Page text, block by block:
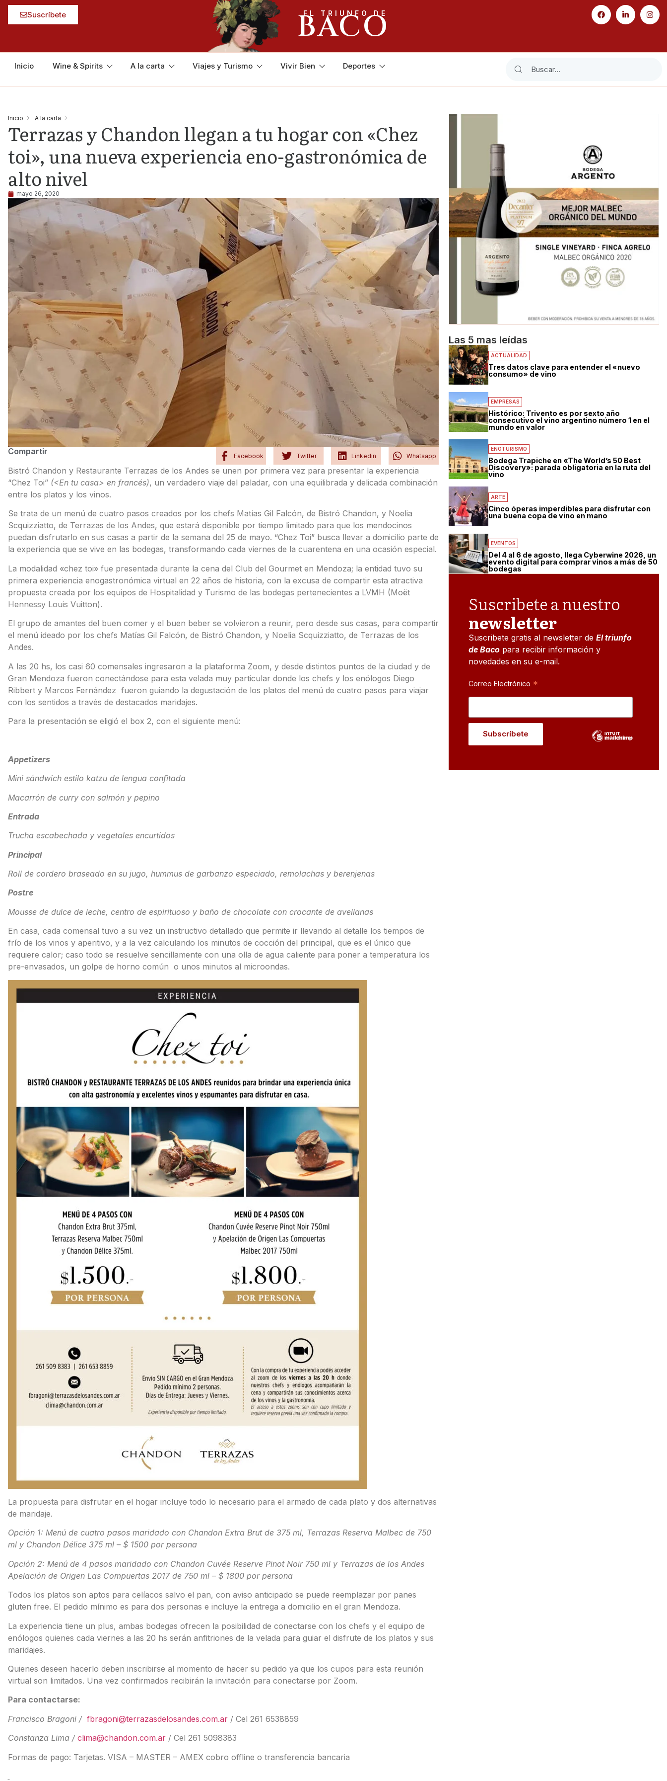
Suscríbete EL TRIUNFO DE
BACO
Inicio Wine & Spirits A la carta Viajes y Turismo Vivir Bien Deportes
Inicio A la carta
Terrazas y Chandon llegan a tu hogar con «Chez
toi», una nueva experiencia eno-gastronómica de
alto nivel
mayo 26, 2020
Compartir Facebook Twitter Linkedin Whatsapp
Bistró Chandon y Restaurante Terrazas de los Andes se unen por primera vez para presentar la experiencia
“Chez Toi” (<En tu casa> en francés), un verdadero viaje del paladar, con una equilibrada y delicada combinación
entre los platos y los vinos.
Se trata de un menú de cuatro pasos creados por los chefs Matías Gil Falcón, de Bistró Chandon, y Noelia
Scquizziatto, de Terrazas de los Andes, que estará disponible por tiempo limitado para que los mendocinos
puedan disfrutarlo en sus casas a partir de la semana del 25 de mayo. “Chez Toi” busca llevar a domicilio parte de
la experiencia que se vive en las bodegas, transformando cada viernes de la cuarentena en una ocasión especial.
La modalidad «chez toi» fue presentada durante la cena del Club del Gourmet en Mendoza; la entidad tuvo su
primera experiencia enogastronómica virtual en 22 años de historia, con la excusa de compartir esta atractiva
propuesta creada por los equipos de Hospitalidad y Turismo de las bodegas pertenecientes a LVMH (Moët
Hennessy Louis Vuitton).
El grupo de amantes del buen comer y el buen beber se volvieron a reunir, pero desde sus casas, para compartir
el menú ideado por los chefs Matías Gil Falcón, de Bistró Chandon, y Noelia Scquizziatto, de Terrazas de los
Andes.
A las 20 hs, los casi 60 comensales ingresaron a la plataforma Zoom, y desde distintos puntos de la ciudad y de
Gran Mendoza fueron conectándose para esta velada muy particular donde los chefs y los enólogos Diego
Ribbert y Marcos Fernández fueron guiando la degustación de los platos del menú de cuatro pasos para viajar
con los sentidos a través de destacados maridajes.
Para la presentación se eligió el box 2, con el siguiente menú:
Appetizers
Mini sándwich estilo katzu de lengua confitada
Macarrón de curry con salmón y pepino
Entrada
Trucha escabechada y vegetales encurtidos
Principal
Roll de cordero braseado en su jugo, hummus de garbanzo especiado, remolachas y berenjenas
Postre
Mousse de dulce de leche, centro de espirituoso y baño de chocolate con crocante de avellanas
En casa, cada comensal tuvo a su vez un instructivo detallado que permite ir llevando al detalle los tiempos de
frío de los vinos y aperitivo, y a la vez calculando los minutos de cocción del principal, que es el único que
requiere calor; caso todo se resuelve sencillamente con una olla de agua caliente para poner a temperatura los
pre-envasados, un golpe de horno común o unos minutos al microondas.
La propuesta para disfrutar en el hogar incluye todo lo necesario para el armado de cada plato y dos alternativas
de maridaje.
Opción 1: Menú de cuatro pasos maridado con Chandon Extra Brut de 375 ml, Terrazas Reserva Malbec de 750
ml y Chandon Délice 375 ml – $ 1500 por persona
Opción 2: Menú de 4 pasos maridado con Chandon Cuvée Reserve Pinot Noir 750 ml y Terrazas de los Andes
Apelación de Origen Las Compuertas 2017 de 750 ml – $ 1800 por persona
Todos los platos son aptos para celíacos salvo el pan, con aviso anticipado se puede reemplazar por panes
gluten free. El pedido mínimo es para dos personas e incluye la entrega a domicilio en el gran Mendoza.
La experiencia tiene un plus, ambas bodegas ofrecen la posibilidad de conectarse con los chefs y el equipo de
enólogos quienes cada viernes a las 20 hs serán anfitriones de la velada para guiar el disfrute de los platos y sus
maridajes.
Quienes deseen hacerlo deben inscribirse al momento de hacer su pedido ya que los cupos para esta reunión
virtual son limitados. Una vez confirmados recibirán la invitación para conectarse por Zoom.
Para contactarse:
Francisco Bragoni / fbragoni@terrazasdelosandes.com.ar/ Cel 261 6538859
Constanza Lima / clima@chandon.com.ar/ Cel 261 5098383
Formas de pago: Tarjetas. VISA – MASTER – AMEX cobro offline o transferencia bancaria
Las 5 mas leídas
ACTUALIDAD
Tres datos clave para entender el «nuevo
consumo» de vino
EMPRESAS
Histórico: Trivento es por sexto año
consecutivo el vino argentino número 1 en el
mundo en valor
ENOTURISMO
Bodega Trapiche en «The World’s 50 Best
Discovery»: parada obligatoria en la ruta del
vino
ARTE
Cinco óperas imperdibles para disfrutar con
una buena copa de vino en mano
EVENTOS
Del 4 al 6 de agosto, llega Cyberwine 2026, un
evento digital para comprar vinos a más de 50
bodegas
Suscribete a nuestro
newsletter
Suscribete gratis al newsletter deEl triunfo
de Baco para recibir información y
novedades en su e-mail.
Correo Electrónico *